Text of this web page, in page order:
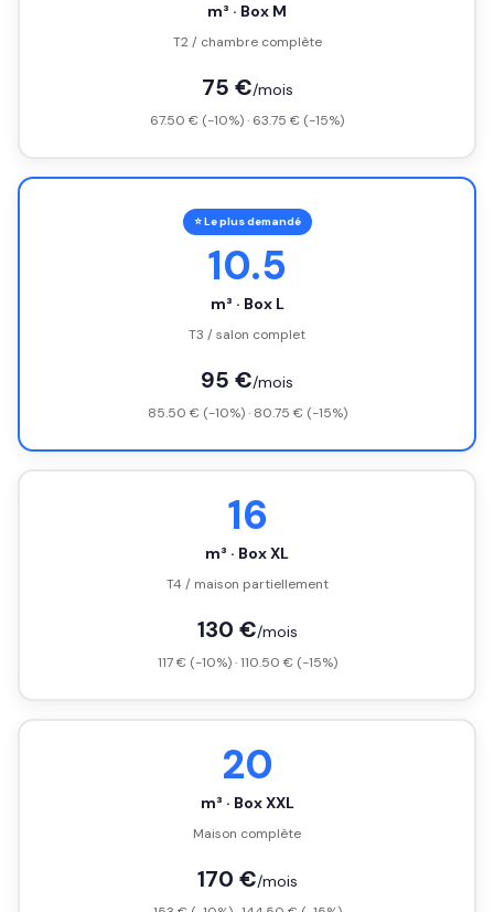
m³ · Box M
T2 / chambre complète
75 €/mois
67.50 € (-10%) · 63.75 € (-15%)
⭐ Le plus demandé
10.5
m³ · Box L
T3 / salon complet
95 €/mois
85.50 € (-10%) · 80.75 € (-15%)
16
m³ · Box XL
T4 / maison partiellement
130 €/mois
117 € (-10%) · 110.50 € (-15%)
20
m³ · Box XXL
Maison complète
170 €/mois